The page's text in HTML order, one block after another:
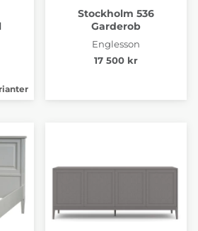
Stockholm 536
Garderob
Englesson
17 500 kr